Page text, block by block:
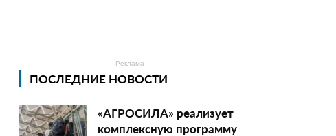
- Реклама -
ПОСЛЕДНИЕ НОВОСТИ
«АГРОСИЛА» реализует
комплексную программу